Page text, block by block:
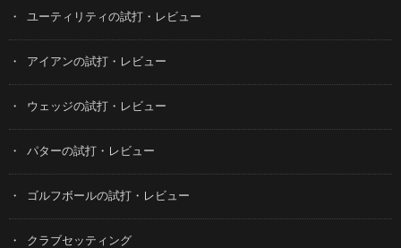
ユーティリティの試打・レビュー
アイアンの試打・レビュー
ウェッジの試打・レビュー
パターの試打・レビュー
ゴルフボールの試打・レビュー
クラブセッティング